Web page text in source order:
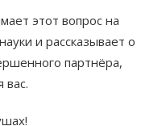
этот вопрос на
и рассказывает о
партнёра,
вас.